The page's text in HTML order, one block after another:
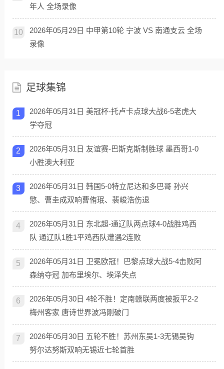
年人 全场录像
10
2026年05月29日 中甲第10轮 宁波 VS 南通支云 全场
录像
足球集锦
1
2026年05月31日 美冠杯-托卢卡点球大战6-5老虎大
学夺冠
2
2026年05月31日 友谊赛-巴斯克斯制胜球 墨西哥1-0
小胜澳大利亚
3
2026年05月31日 韩国5-0特立尼达和多巴哥 孙兴
慜、曹圭成双响曹侑珉、裴峻浩伤退
4
2026年05月31日 东北超-通辽队两点球4-0战胜鸡西
队 通辽队1胜1平鸡西队遭遇2连败
5
2026年05月31日 卫冕欧冠！巴黎点球大战5-4击败阿
森纳夺冠 加布里埃尔、埃泽失点
6
2026年05月30日 4轮不胜！定南赣联两度被扳平2-2
梅州客家 唐诗世界波冯刚破门
7
2026年05月30日 五轮不胜！苏州东吴1-3无锡吴钩
努尔达努斯双响无锡近七轮首胜